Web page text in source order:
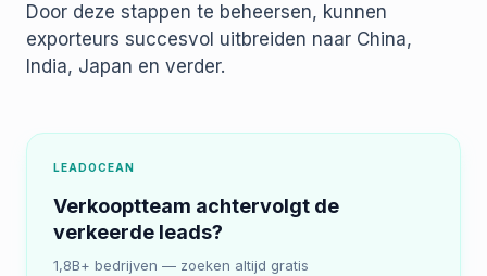
Door deze stappen te beheersen, kunnen
exporteurs succesvol uitbreiden naar China,
India, Japan en verder.
LEADOCEAN
Verkooptteam achtervolgt de
verkeerde leads?
1,8B+ bedrijven — zoeken altijd gratis